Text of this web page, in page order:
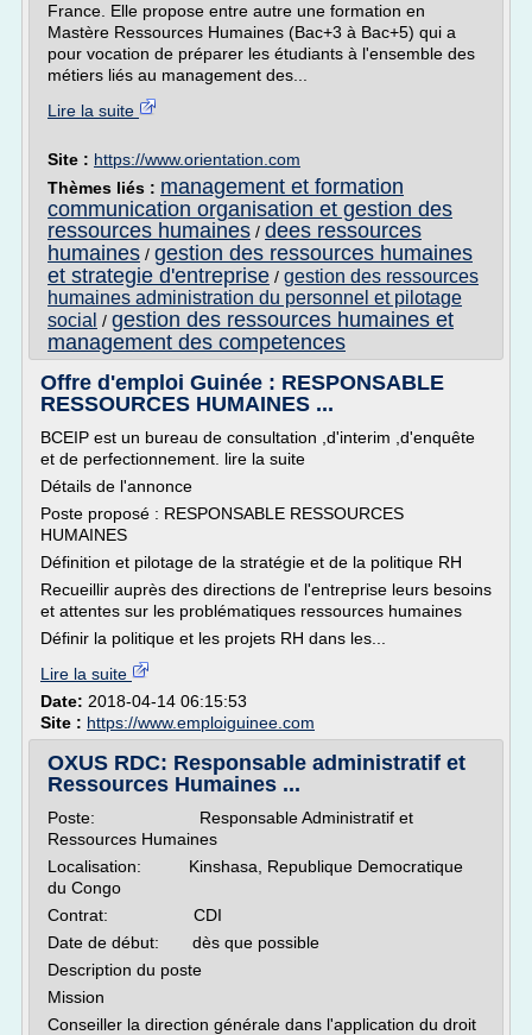
France. Elle propose entre autre une formation en
Mastère Ressources Humaines (Bac+3 à Bac+5) qui a
pour vocation de préparer les étudiants à l'ensemble des
métiers liés au management des...
Lire la suite
Site : https://www.orientation.com
Thèmes liés : management et formation
communication organisation et gestion des
ressources humaines / dees ressources
humaines / gestion des ressources humaines
et strategie d'entreprise / gestion des ressources
humaines administration du personnel et pilotage
social / gestion des ressources humaines et
management des competences
Offre d'emploi Guinée : RESPONSABLE
RESSOURCES HUMAINES ...
BCEIP est un bureau de consultation ,d'interim ,d'enquête
et de perfectionnement. lire la suite
Détails de l'annonce
Poste proposé : RESPONSABLE RESSOURCES
HUMAINES
Définition et pilotage de la stratégie et de la politique RH
Recueillir auprès des directions de l'entreprise leurs besoins
et attentes sur les problématiques ressources humaines
Définir la politique et les projets RH dans les...
Lire la suite
Date: 2018-04-14 06:15:53
Site : https://www.emploiguinee.com
OXUS RDC: Responsable administratif et
Ressources Humaines ...
Poste: Responsable Administratif et
Ressources Humaines
Localisation: Kinshasa, Republique Democratique
du Congo
Contrat: CDI
Date de début: dès que possible
Description du poste
Mission
Conseiller la direction générale dans l'application du droit